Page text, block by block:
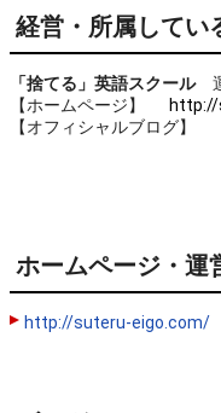
経営・所属してい
「捨てる」英語スクール
【ホームページ】
【オフィシャルブログ
ホームページ・運
http://suteru-eigo.com/